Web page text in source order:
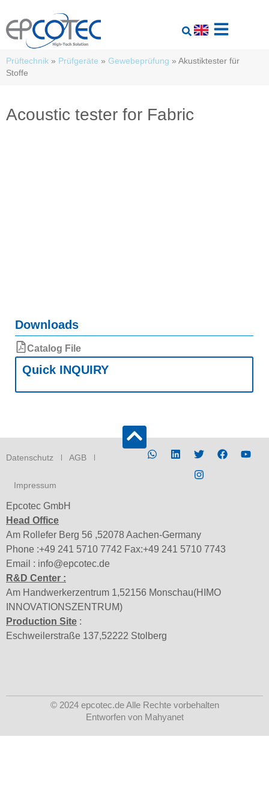
Prüftechnik » Prüfgeräte » Gewebeprüfung » Akustiktester für
Stoffe
Acoustic tester for Fabric
Quick INQUIRY
Downloads
Catalog File
Datenschutz AGB
Impressum
Epcotec GmbH
Head Office
Am Rollefer Berg 56 ,52078 Aachen-Germany
Phone :+49 241 5710 7742 Fax:+49 241 5710 7743
Email : info@epcotec.de
R&D Center :
Am Handwerkerzentrum 1,52156 Monschau(HIMO
INNOVATIONSZENTRUM)
Production Site :
Eschweilerstraße 137,52222 Stolberg
© 2024 epcotec.de Alle Rechte vorbehalten
Entworfen von Mahyanet